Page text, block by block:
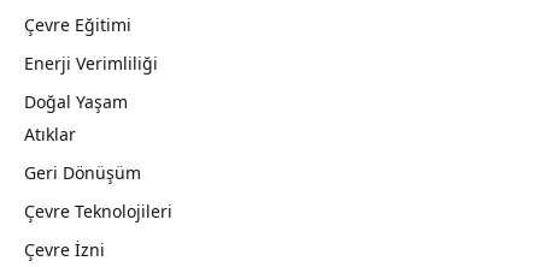
Çevre Eğitimi
Enerji Verimliliği
Doğal Yaşam
Atıklar
Geri Dönüşüm
Çevre Teknolojileri
Çevre İzni